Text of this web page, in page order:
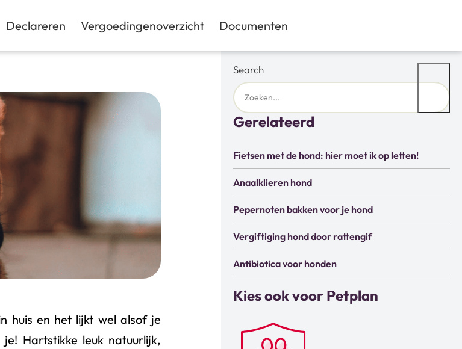
Declareren Vergoedingenoverzicht Documenten
Search
Gerelateerd
Fietsen met de hond: hier moet ik op letten!
Anaalklieren hond
Pepernoten bakken voor je hond
Vergiftiging hond door rattengif
Antibiotica voor honden
Kies ook voor Petplan
huis en het lijkt wel alsof je
Hartstikke leuk natuurlijk,